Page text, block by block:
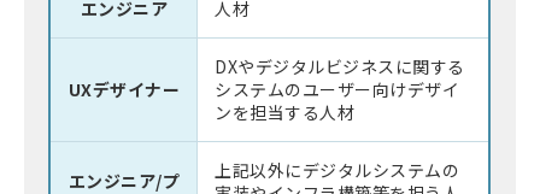
エンジニア
人材
UXデザイナー
DXやデジタルビジネスに関する
システムのユーザー向けデザイ
ンを担当する人材
エンジニア/プ
上記以外にデジタルシステムの